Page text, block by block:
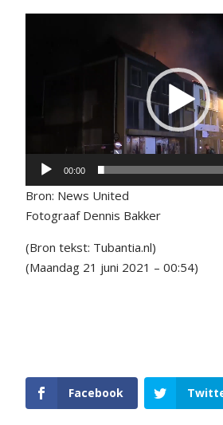
00:00
Bron: News United
Fotograaf Dennis Bakker
(Bron tekst: Tubantia.nl)
(Maandag 21 juni 2021 – 00:54)
Facebook